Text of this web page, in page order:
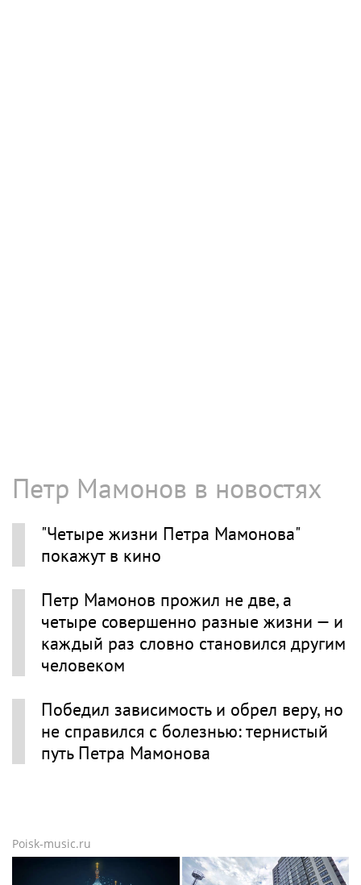
Петр Мамонов в новостях
"Четыре жизни Петра Мамонова"
покажут в кино
Петр Мамонов прожил не две, а
четыре совершенно разные жизни — и
каждый раз словно становился другим
человеком
Победил зависимость и обрел веру, но
не справился с болезнью: тернистый
путь Петра Мамонова
Poisk-music.ru